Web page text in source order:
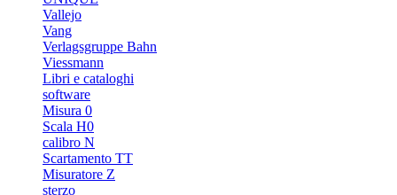
Vallejo
Vang
Verlagsgruppe Bahn
Viessmann
Libri e cataloghi
software
Misura 0
Scala H0
calibro N
Scartamento TT
Misuratore Z
sterzo